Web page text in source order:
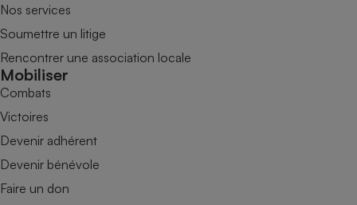
Nos services
Soumettre un litige
Rencontrer une association locale
Mobiliser
Combats
Victoires
Devenir adhérent
Devenir bénévole
Faire un don